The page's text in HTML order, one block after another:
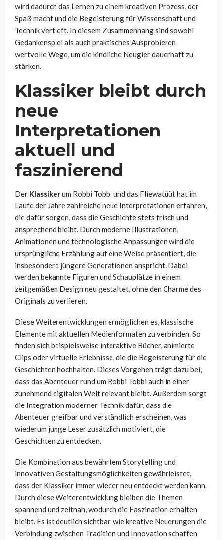
wird dadurch das Lernen zu einem kreativen Prozess, der
Spaß macht und die Begeisterung für Wissenschaft und
Technik vertieft. In diesem Zusammenhang sind sowohl
Gedankenspiel als auch praktisches Ausprobieren
wertvolle Wege, um die kindliche Neugier dauerhaft zu
stärken.
Klassiker bleibt durch
neue
Interpretationen
aktuell und
faszinierend
Der Klassikerum Robbi Tobbi und das Fliewatüüt hat im
Laufe der Jahre zahlreiche neue Interpretationen erfahren,
die dafür sorgen, dass die Geschichte stets frisch und
ansprechend bleibt. Durch moderne Illustrationen,
Animationen und technologische Anpassungen wird die
ursprüngliche Erzählung auf eine Weise präsentiert, die
insbesondere jüngere Generationen anspricht. Dabei
werden bekannte Figuren und Schauplätze in einem
zeitgemäßen Design neu gestaltet, ohne den Charme des
Originals zu verlieren.
Diese Weiterentwicklungen ermöglichen es, klassische
Elemente mit aktuellen Medienformaten zu verbinden. So
finden sich beispielsweise interaktive Bücher, animierte
Clips oder virtuelle Erlebnisse, die die Begeisterung für die
Geschichten hochhalten. Dieses Vorgehen trägt dazu bei,
dass das Abenteuer rund um Robbi Tobbi auch in einer
zunehmend digitalen Welt relevant bleibt. Außerdem sorgt
die Integration moderner Technik dafür, dass die
Abenteuer greifbar und verständlich erscheinen, was
wiederum junge Leser zusätzlich motiviert, die
Geschichten zu entdecken.
Die Kombination aus bewährtem Storytelling und
innovativen Gestaltungsmöglichkeiten gewährleistet,
dass der Klassiker immer wieder neu entdeckt werden kann.
Durch diese Weiterentwicklung bleiben die Themen
spannend und zeitnah, wodurch die Faszination erhalten
bleibt. Es ist deutlich sichtbar, wie kreative Neuerungen die
Verbindung zwischen Tradition und Innovation schaffen